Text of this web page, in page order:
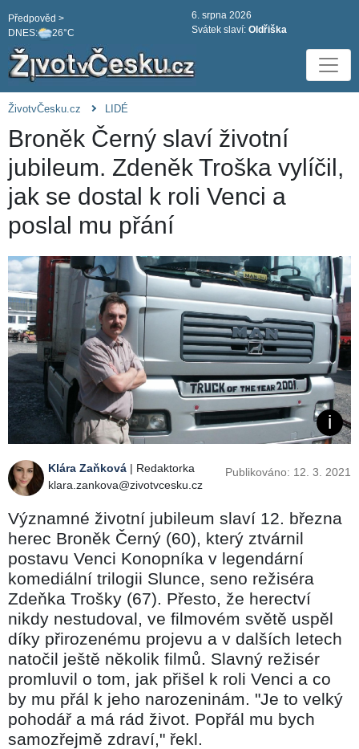
DNES: 26°C
Předpověd >
6. srpna 2026
Svátek slaví: Oldřiška
ŽivotvČesku.cz LIDÉ
Broněk Černý slaví životní
jubileum. Zdeněk Troška vylíčil,
jak se dostal k roli Venci a
poslal mu přání
Klára Zaňková | Redaktorka
klara.zankova@zivotvcesku.cz
Publikováno: 12. 3. 2021
Významné životní jubileum slaví 12. března
herec Broněk Černý (60), který ztvárnil
postavu Venci Konopníka v legendární
komediální trilogii Slunce, seno režiséra
Zdeňka Trošky (67). Přesto, že herectví
nikdy nestudoval, ve filmovém světě uspěl
díky přirozenému projevu a v dalších letech
natočil ještě několik filmů. Slavný režisér
promluvil o tom, jak přišel k roli Venci a co
by mu přál k jeho narozeninám. "Je to velký
pohodář a má rád život. Popřál mu bych
samozřejmě zdraví," řekl.